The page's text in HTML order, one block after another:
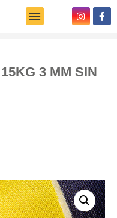
3 MM SIN